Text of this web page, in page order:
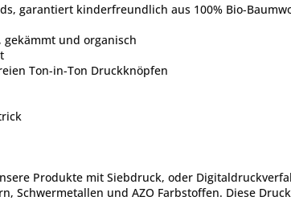
garantiert kinderfreundlich aus 100% Bio-
gekämmt und organisch
Ton-in-Ton Druckknöpfen
Produkte mit Siebdruck, oder
Schwermetallen und AZO Farbstoffen. Diese